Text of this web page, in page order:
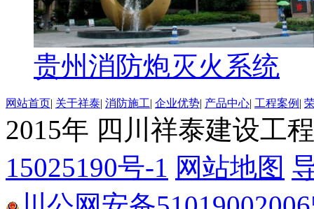
贵州消防炮灭火系统
网站首页| 关于祥泰| 消防施工| 企业优势| 产品中心| 工程案例 |
2015年 四川祥泰建设工
15025190号-1 网站地图